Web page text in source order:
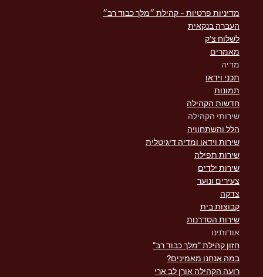
מדיניות פרטיות - קהילת ״מלך כבוד רב״
העברה בנקאית
לשלוח צ'ק
מאמרים
מדיה
תכני וידאו
תמונות
חדשות הקהילה
שירותי הקהילה
הלל והשתחוויה
שירות וידאו ומדיה דיגיטלית
שירות תפילה
שירות ילדים
צעירים ונוער
צדקה
קבוצות בית
שירות הסדרנות
אודותינו
חזון קהילת "מלך כבוד רב"
במה אנחנו מאמינים?
רועה הקהילה אורן לב ארי